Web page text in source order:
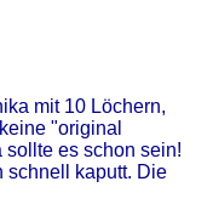
mit 10 Löchern,
"original
es schon sein!
schnell kaputt. Die